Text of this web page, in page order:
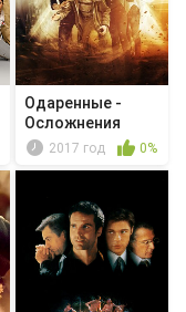
Одаренные -
Осложнения
2017 год 0%